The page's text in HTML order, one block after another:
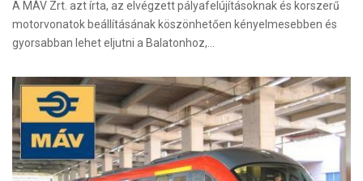
A MÁV Zrt. azt írta, az elvégzett pályafelújításoknak és korszerű
motorvonatok beállításának köszönhetően kényelmesebben és
gyorsabban lehet eljutni a Balatonhoz,…